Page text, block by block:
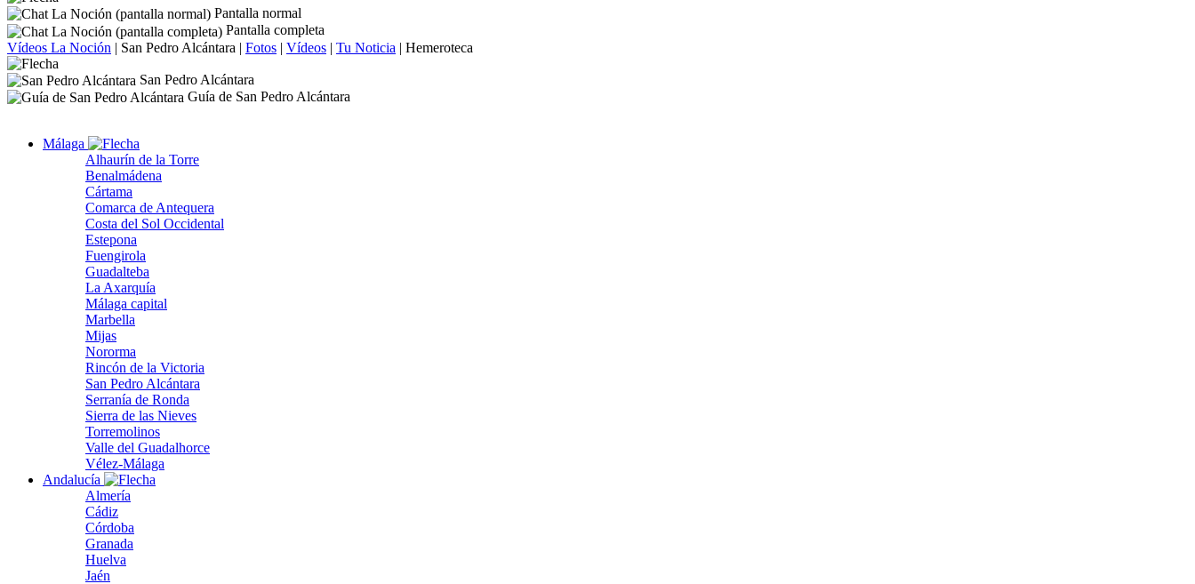
Pantalla normal
Pantalla completa
Vídeos La Noción | San Pedro Alcántara | Fotos | Vídeos | Tu Noticia | Hemeroteca
San Pedro Alcántara
Guía de San Pedro Alcántara
Málaga
Alhaurín de la Torre
Benalmádena
Cártama
Comarca de Antequera
Costa del Sol Occidental
Estepona
Fuengirola
Guadalteba
La Axarquía
Málaga capital
Marbella
Mijas
Nororma
Rincón de la Victoria
San Pedro Alcántara
Serranía de Ronda
Sierra de las Nieves
Torremolinos
Valle del Guadalhorce
Vélez-Málaga
Andalucía
Almería
Cádiz
Córdoba
Granada
Huelva
Jaén